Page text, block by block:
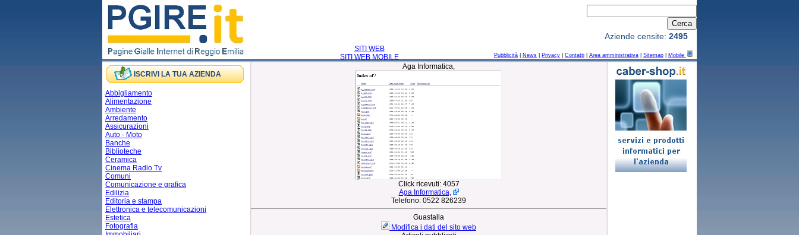
SITI WEB
SITI WEB MOBILE
Pubblicità News Privacy Contatti Area amministrativa Sitemap Mobile
Aziende censite: 2495
ISCRIVI LA TUA AZIENDA
Abbigliamento
Alimentazione
Ambiente
Arredamento
Assicurazioni
Auto - Moto
Banche
Biblioteche
Ceramica
Cinema Radio Tv
Comuni
Comunicazione e grafica
Edilizia
Editoria e stampa
Elettronica e telecomunicazioni
Estetica
Fotografia
Aga Informatica,
Click ricevuti: 4057
Aga Informatica,
Telefono: 0522 826239
Guastalla
Modifica i dati del sito web